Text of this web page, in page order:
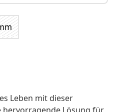
Leben mit dieser